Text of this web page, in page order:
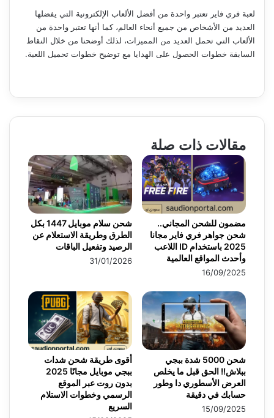
لعبة فري فاير تعتبر واحدة من أفضل الألعاب الإلكترونية التي يفضلها
العديد من الأشخاص من جميع أنحاء العالم، كما أنها تعتبر واحدة من
الألعاب التي تحمل العديد من المميزات، لذلك أوضحنا من خلال النقاط
السابقة خطوات الحصول على الهدايا مع توضيح خطوات تحميل اللعبة.
مقالات ذات صلة
شحن سلام موبايل 1447 بكل
الطرق وطريقة الاستعلام عن
الرصيد وتفعيل الباقات
31/01/2026
مضمون للشحن المجاني..
شحن جواهر فري فاير مجانا
2025 باستخدام ID اللاعب
وأحدث المواقع العالمية
16/09/2025
أقوى طريقة شحن شدات
ببجي موبايل مجانًا 2025
بدون روت عبر الموقع
الرسمي وخطوات الاستلام
السريع
شحن 5000 شدة ببجي
ببلاش!! الحق قبل ما يخلص
العرض الأسطوري دا وطور
حسابك في دقيقة
15/09/2025